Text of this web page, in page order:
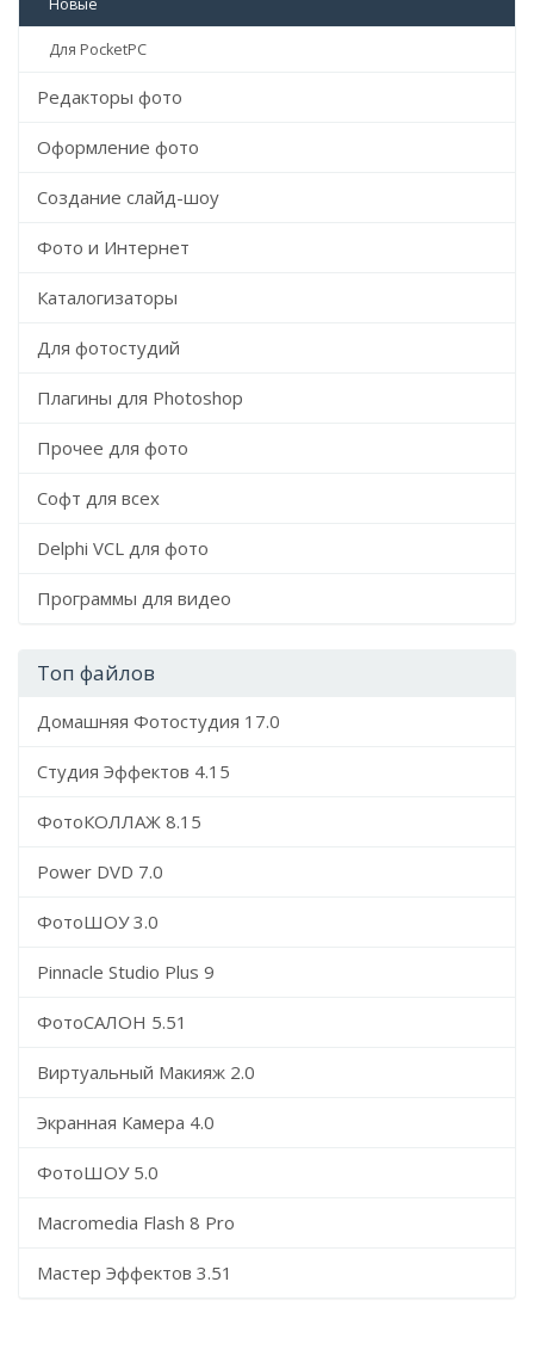
Новые
Для PocketPC
Редакторы фото
Оформление фото
Создание слайд-шоу
Фото и Интернет
Каталогизаторы
Для фотостудий
Плагины для Photoshop
Прочее для фото
Софт для всех
Delphi VCL для фото
Программы для видео
Топ файлов
Домашняя Фотостудия 17.0
Студия Эффектов 4.15
ФотоКОЛЛАЖ 8.15
Power DVD 7.0
ФотоШОУ 3.0
Pinnacle Studio Plus 9
ФотоСАЛОН 5.51
Виртуальный Макияж 2.0
Экранная Камера 4.0
ФотоШОУ 5.0
Macromedia Flash 8 Pro
Мастер Эффектов 3.51